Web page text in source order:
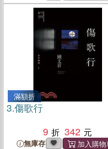
滿額折
3.傷歌行
9
342
無庫存